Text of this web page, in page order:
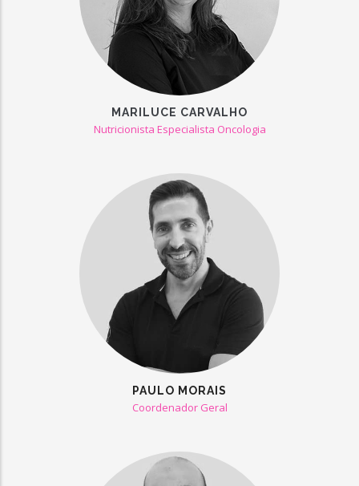
MARILUCE CARVALHO
Nutricionista Especialista Oncologia
PAULO MORAIS
Coordenador Geral